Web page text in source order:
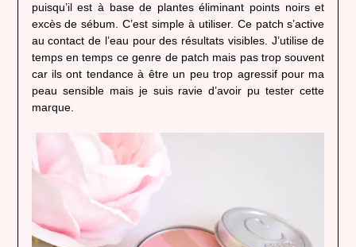
puisqu’il est à base de plantes éliminant points noirs et
excès de sébum. C’est simple à utiliser. Ce patch s’active
au contact de l’eau pour des résultats visibles. J’utilise de
temps en temps ce genre de patch mais pas trop souvent
car ils ont tendance à être un peu trop agressif pour ma
peau sensible mais je suis ravie d’avoir pu tester cette
marque.